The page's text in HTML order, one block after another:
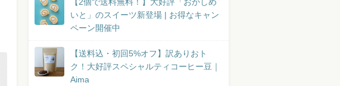
いと」のスイーツ新登場 | お得なキャン
ペーン開催中
【送料込・初回5%オフ】訳ありおト
ク！大好評スペシャルティコーヒー豆｜
Aima